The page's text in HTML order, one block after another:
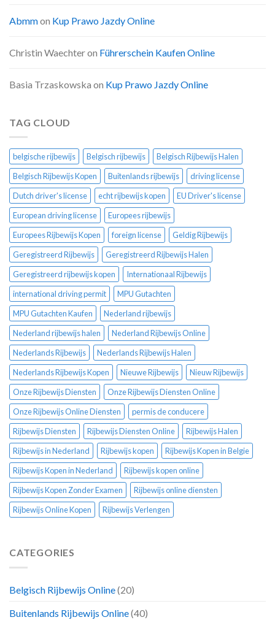
Abmmon Kup Prawo Jazdy Online
Christin Waechteron Führerschein Kaufen Online
Basia Trzaskowska on Kup Prawo Jazdy Online
TAG CLOUD
belgische rijbewijs Belgisch rijbewijs
Belgisch Rijbewijs Halen
Belgisch Rijbewijs Kopen
Buitenlands rijbewijs
driving license
Dutch driver's license
echt rijbewijs kopen
EU Driver's license
European driving license
Europees rijbewijs
Europees Rijbewijs Kopen
foreign license
Geldig Rijbewijs
Geregistreerd Rijbewijs
Geregistreerd Rijbewijs Halen
Geregistreerd rijbewijs kopen
Internationaal Rijbewijs
international driving permit
MPU Gutachten
MPU Gutachten Kaufen
Nederland rijbewijs
Nederland rijbewijs halen
Nederland Rijbewijs Online
Nederlands Rijbewijs
Nederlands Rijbewijs Halen
Nederlands Rijbewijs Kopen
Nieuwe Rijbewijs
Nieuw Rijbewijs
Onze Rijbewijs Diensten
Onze Rijbewijs Diensten Online
Onze Rijbewijs Online Diensten
permis de conducere
Rijbewijs Diensten
Rijbewijs Diensten Online
Rijbewijs Halen
Rijbewijs in Nederland
Rijbewijs kopen
Rijbewijs Kopen in Belgie
Rijbewijs Kopen in Nederland
Rijbewijs kopen online
Rijbewijs Kopen Zonder Examen
Rijbewijs online diensten
Rijbewijs Online Kopen
Rijbewijs Verlengen
CATEGORIES
Belgisch Rijbewijs Online(20)
Buitenlands Rijbewijs Online(40)